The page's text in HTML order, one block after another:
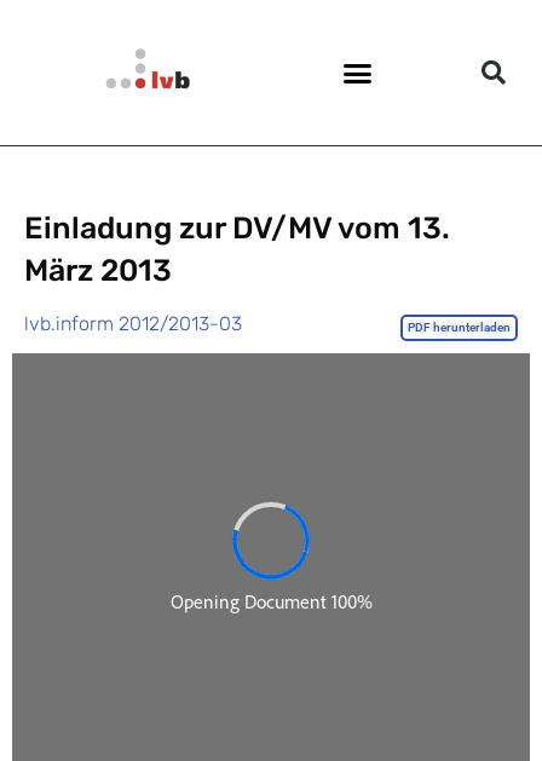
Einladung zur DV/MV vom 13.
März 2013
lvb.inform 2012/2013-03 PDF herunterladen